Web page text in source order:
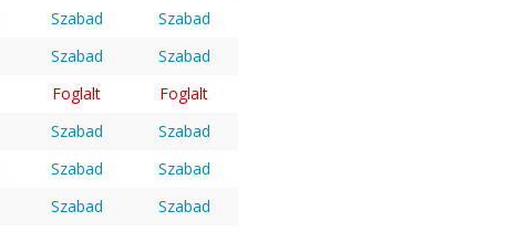
Szabad
Szabad
Szabad
Szabad
Foglalt
Foglalt
Szabad
Szabad
Szabad
Szabad
Szabad
Szabad